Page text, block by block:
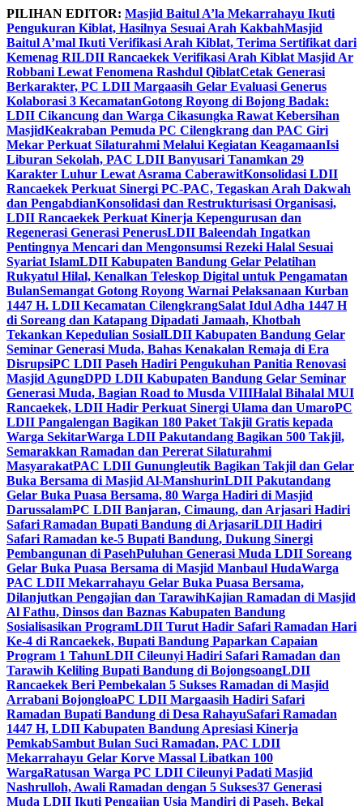
Skip
to
content
PILIHAN EDITOR: Masjid Baitul A’la Mekarrahayu Ikuti
Pengukuran Kiblat, Hasilnya Sesuai Arah KakbahMasjid
Baitul A’mal Ikuti Verifikasi Arah Kiblat, Terima Sertifikat dari
Kemenag RILDII Rancaekek Verifikasi Arah Kiblat Masjid Ar
Robbani Lewat Fenomena Rashdul QiblatCetak Generasi
Berkarakter, PC LDII Margaasih Gelar Evaluasi Generus
Kolaborasi 3 KecamatanGotong Royong di Bojong Badak:
LDII Cikancung dan Warga Cikasungka Rawat Kebersihan
MasjidKeakraban Pemuda PC Cilengkrang dan PAC Giri
Mekar Perkuat Silaturahmi Melalui Kegiatan KeagamaanIsi
Liburan Sekolah, PAC LDII Banyusari Tanamkan 29
Karakter Luhur Lewat Asrama CaberawitKonsolidasi LDII
Rancaekek Perkuat Sinergi PC-PAC, Tegaskan Arah Dakwah
dan PengabdianKonsolidasi dan Restrukturisasi Organisasi,
LDII Rancaekek Perkuat Kinerja Kepengurusan dan
Regenerasi Generasi PenerusLDII Baleendah Ingatkan
Pentingnya Mencari dan Mengonsumsi Rezeki Halal Sesuai
Syariat IslamLDII Kabupaten Bandung Gelar Pelatihan
Rukyatul Hilal, Kenalkan Teleskop Digital untuk Pengamatan
BulanSemangat Gotong Royong Warnai Pelaksanaan Kurban
1447 H. LDII Kecamatan CilengkrangSalat Idul Adha 1447 H
di Soreang dan Katapang Dipadati Jamaah, Khotbah
Tekankan Kepedulian SosialLDII Kabupaten Bandung Gelar
Seminar Generasi Muda, Bahas Kenakalan Remaja di Era
DisrupsiPC LDII Paseh Hadiri Pengukuhan Panitia Renovasi
Masjid AgungDPD LDII Kabupaten Bandung Gelar Seminar
Generasi Muda, Bagian Road to Musda VIIIHalal Bihalal MUI
Rancaekek, LDII Hadir Perkuat Sinergi Ulama dan UmaroPC
LDII Pangalengan Bagikan 180 Paket Takjil Gratis kepada
Warga SekitarWarga LDII Pakutandang Bagikan 500 Takjil,
Semarakkan Ramadan dan Pererat Silaturahmi
MasyarakatPAC LDII Gunungleutik Bagikan Takjil dan Gelar
Buka Bersama di Masjid Al-ManshurinLDII Pakutandang
Gelar Buka Puasa Bersama, 80 Warga Hadiri di Masjid
DarussalamPC LDII Banjaran, Cimaung, dan Arjasari Hadiri
Safari Ramadan Bupati Bandung di ArjasariLDII Hadiri
Safari Ramadan ke-5 Bupati Bandung, Dukung Sinergi
Pembangunan di PasehPuluhan Generasi Muda LDII Soreang
Gelar Buka Puasa Bersama di Masjid Manbaul HudaWarga
PAC LDII Mekarrahayu Gelar Buka Puasa Bersama,
Dilanjutkan Pengajian dan TarawihKajian Ramadan di Masjid
Al Fathu, Dinsos dan Baznas Kabupaten Bandung
Sosialisasikan ProgramLDII Turut Hadir Safari Ramadan Hari
Ke-4 di Rancaekek, Bupati Bandung Paparkan Capaian
Program 1 TahunLDII Cileunyi Hadiri Safari Ramadan dan
Tarawih Keliling Bupati Bandung di BojongsoangLDII
Rancaekek Beri Pembekalan 5 Sukses Ramadan di Masjid
Arrabani BojongloaPC LDII Margaasih Hadiri Safari
Ramadan Bupati Bandung di Desa RahayuSafari Ramadan
1447 H, LDII Kabupaten Bandung Apresiasi Kinerja
PemkabSambut Bulan Suci Ramadan, PAC LDII
Mekarrahayu Gelar Korve Massal Libatkan 100
WargaRatusan Warga PC LDII Cileunyi Padati Masjid
Nashrulloh, Awali Ramadan dengan 5 Sukses37 Generasi
Muda LDII Ikuti Pengajian Usia Mandiri di Paseh, Bekal